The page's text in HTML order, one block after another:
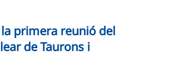
la primera reunió del
de Taurons i